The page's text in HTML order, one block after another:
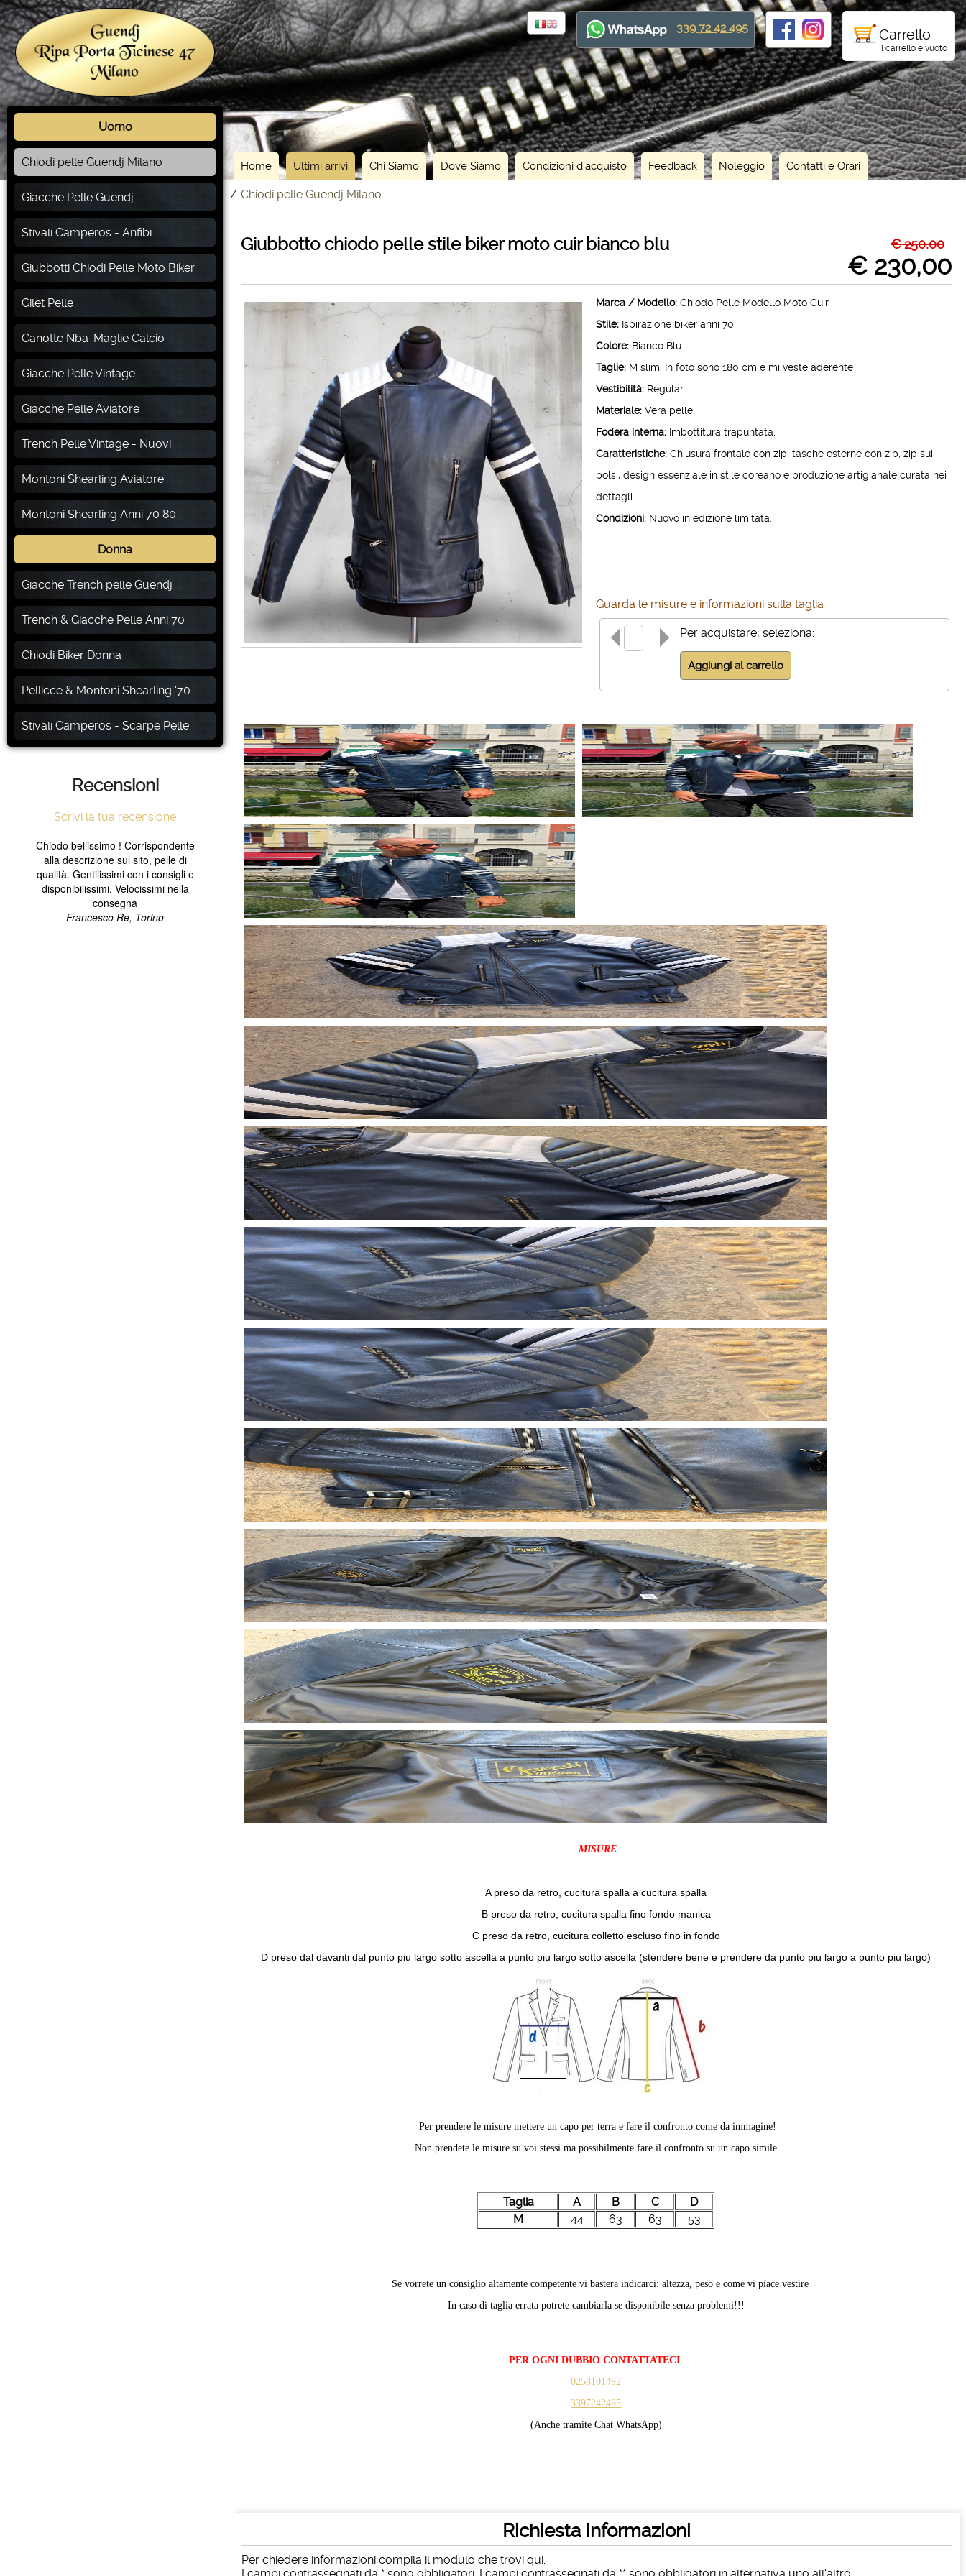
Home Ultimi arrivi Chi Siamo Dove Siamo Condizioni d'acquisto Feedback Noleggio Contatti e Orari
Carrello
Il carrello è vuoto
339 72 42 495
/ Chiodi pelle Guendj Milano
Uomo
Chiodi pelle Guendj Milano
Giacche Pelle Guendj
Stivali Camperos - Anfibi
Giubbotti Chiodi Pelle Moto Biker
Gilet Pelle
Canotte Nba-Maglie Calcio
Giacche Pelle Vintage
Giacche Pelle Aviatore
Trench Pelle Vintage - Nuovi
Montoni Shearling Aviatore
Montoni Shearling Anni 70 80
Donna
Giacche Trench pelle Guendj
Trench & Giacche Pelle Anni 70
Chiodi Biker Donna
Pellicce & Montoni Shearling '70
Stivali Camperos - Scarpe Pelle
Recensioni
Scrivi la tua recensione
€ 250,00
€ 230,00
Giubbotto chiodo pelle stile biker moto cuir bianco blu
Marca / Modello: Chiodo Pelle Modello Moto Cuir
Stile: Ispirazione biker anni 70
Colore: Bianco Blu
Taglie: M slim. In foto sono 180 cm e mi veste aderente
Vestibilità: Regular
Materiale: Vera pelle.
Fodera interna: Imbottitura trapuntata.
Caratteristiche: Chiusura frontale con zip, tasche esterne con zip, zip sui
polsi, design essenziale in stile coreano e produzione artigianale curata nei
dettagli.
Condizioni: Nuovo in edizione limitata.
Guarda le misure e informazioni sulla taglia
Per acquistare, seleziona:
MISURE
A preso da retro, cucitura spalla a cucitura spalla
B preso da retro, cucitura spalla fino fondo manica
C preso da retro, cucitura colletto escluso fino in fondo
D preso dal davanti dal punto piu largo sotto ascella a punto piu largo sotto ascella (stendere bene e prendere da punto piu largo a punto piu largo)
Per prendere le misure mettere un capo per terra e fare il confronto come da immagine!
Non prendete le misure su voi stessi ma possibilmente fare il confronto su un capo simile
Taglia A B C
D
M
44 63 63 53
Se vorrete un consiglio altamente competente vi bastera indicarci: altezza, peso e come vi piace vestire
In caso di taglia errata potrete cambiarla se disponibile senza problemi!!!
PER OGNI DUBBIO CONTATTATECI
0258101492
3397242495
(Anche tramite Chat WhatsApp)
Richiesta informazioni
Per chiedere informazioni compila il modulo che trovi qui.